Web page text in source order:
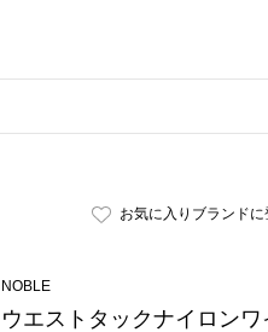
お気に入りブランドに
NOBLE
ウエストタックナイロンワ